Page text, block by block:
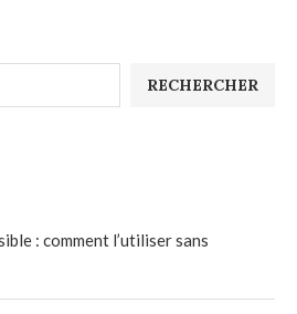
RECHERCHER
: comment l’utiliser sans